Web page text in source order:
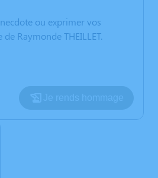
ou exprimer vos
Raymonde THEILLET.